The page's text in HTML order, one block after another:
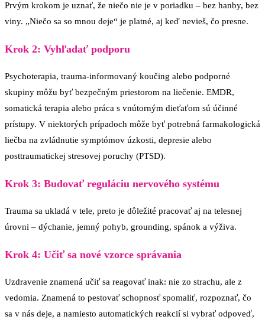
Prvým krokom je uznať, že niečo nie je v poriadku – bez hanby, bez
viny. „Niečo sa so mnou deje“ je platné, aj keď nevieš, čo presne.
Krok 2: Vyhľadať podporu
Psychoterapia, trauma-informovaný koučing alebo podporné
skupiny môžu byť bezpečným priestorom na liečenie. EMDR,
somatická terapia alebo práca s vnútorným dieťaťom sú účinné
prístupy. V niektorých prípadoch môže byť potrebná farmakologická
liečba na zvládnutie symptómov úzkosti, depresie alebo
posttraumatickej stresovej poruchy (PTSD).
Krok 3: Budovať reguláciu nervového systému
Trauma sa ukladá v tele, preto je dôležité pracovať aj na telesnej
úrovni – dýchanie, jemný pohyb, grounding, spánok a výživa.
Krok 4: Učiť sa nové vzorce správania
Uzdravenie znamená učiť sa reagovať inak: nie zo strachu, ale z
vedomia. Znamená to pestovať schopnosť spomaliť, rozpoznať, čo
sa v nás deje, a namiesto automatických reakcií si vybrať odpoveď,